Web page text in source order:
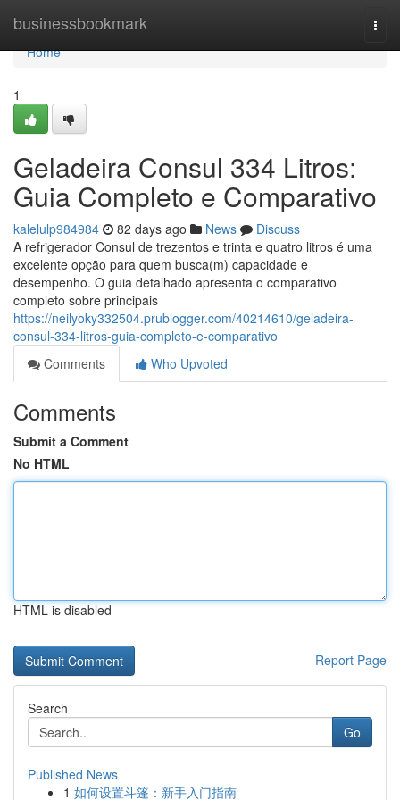
businessbookmark
Home
Home
1
Geladeira Consul 334 Litros:
Guia Completo e Comparativo
kalelulp984984 82 days ago News
Discuss
A refrigerador Consul de trezentos e trinta e quatro litros é uma
excelente opção para quem busca(m) capacidade e
desempenho. O guia detalhado apresenta o comparativo
completo sobre principais
https://neilyoky332504.prublogger.com/40214610/geladeira-
consul-334-litros-guia-completo-e-comparativo
Comments
Who Upvoted
Comments
Submit a Comment
No HTML
HTML is disabled
Report Page
Search
Go
Published News
1 如何设置斗篷：新手入门指南